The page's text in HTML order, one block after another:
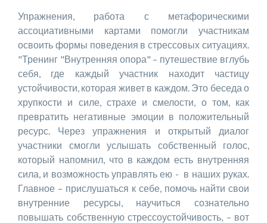
Упражнения, работа с метафорическими
ассоциативными картами помогли участникам
освоить формы поведения в стрессовых ситуациях.
"Тренинг "Внутренняя опора" – путешествие вглубь
себя, где каждый участник находит частицу
устойчивости, которая живет в каждом. Это беседа о
хрупкости и силе, страхе и смелости, о том, как
превратить негативные эмоции в положительный
ресурс. Через упражнения и открытый диалог
участники смогли услышать собственный голос,
который напомнил, что в каждом есть внутренняя
сила, и возможность управлять ею - в наших руках.
Главное – прислушаться к себе, помочь найти свои
внутренние ресурсы, научиться сознательно
повышать собственную стрессоустойчивость, – вот